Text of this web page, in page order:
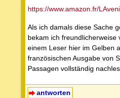
https://www.amazon.fr/
Als ich damals diese Sache
bekam ich
einem Leser hier im Gelben
französischen Ausgabe von
Passagen vollständig
antworten